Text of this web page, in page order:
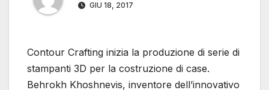
GIU 18, 2017
Contour Crafting inizia la produzione di serie di
stampanti 3D per la costruzione di case.
Behrokh Khoshnevis, inventore dell’innovativo